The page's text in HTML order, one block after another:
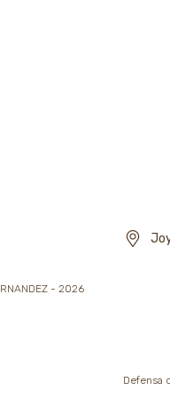
- 2026
Defensa